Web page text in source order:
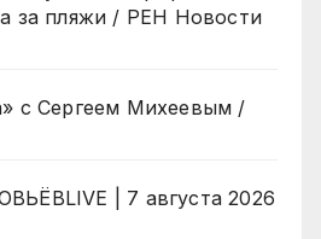
за пляжи / РЕН Новости
с Сергеем Михеевым /
| 7 августа 2026